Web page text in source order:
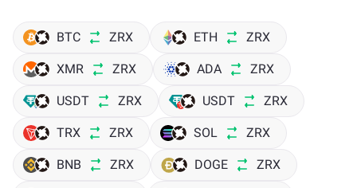
BTC ZRX ETH ZRX
XMR ZRX ADA ZRX
USDT ZRX USDT ZRX
TRX ZRX SOL ZRX
BNB ZRX DOGE ZRX